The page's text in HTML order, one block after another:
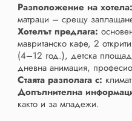
Разположение на хотела:
матраци – срещу
Хотелът предлага:
мавританско кафе, 2
(4–12 год.), детска
дневна анимация,
Стаята разполага с:
Допълнителна
както и за младежи.